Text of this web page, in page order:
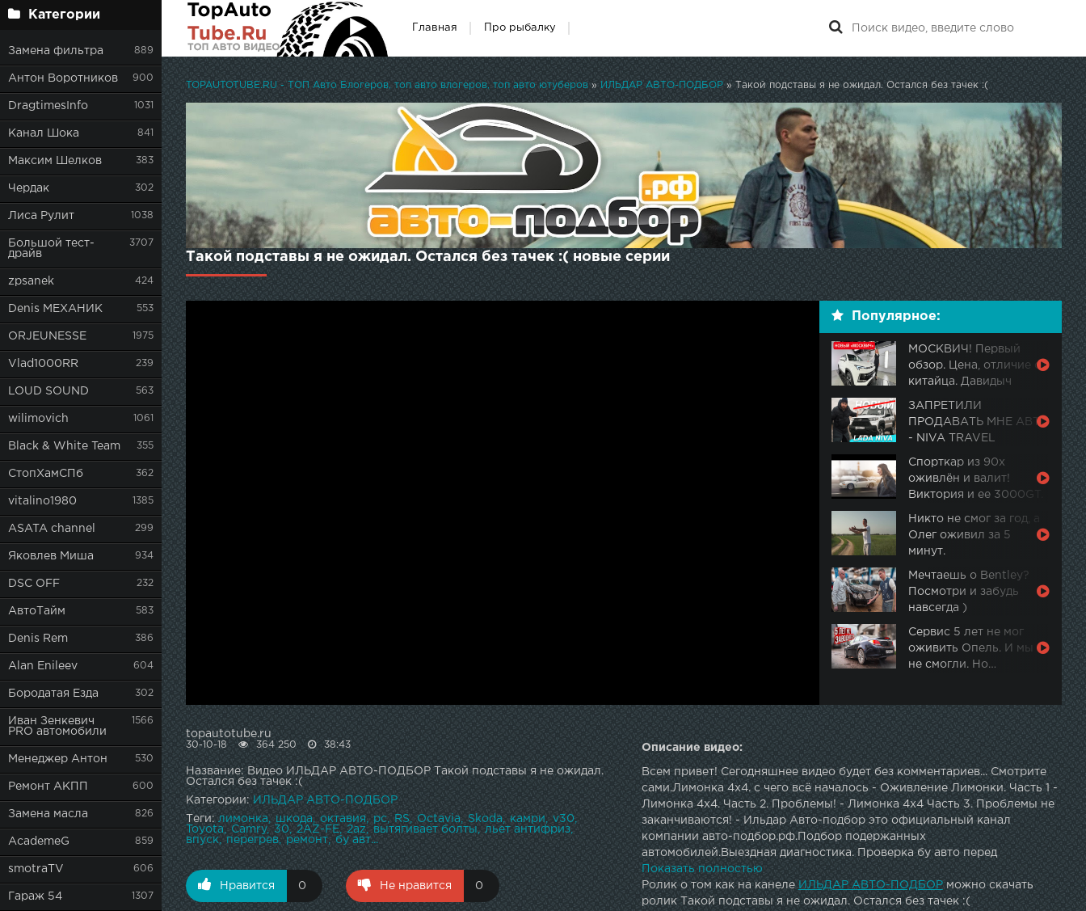
Категории
Замена фильтра 889
Антон Воротников 900
DragtimesInfo 1031
Канал Шока 841
Максим Шелков 383
Чердак 302
Лиса Рулит 1038
Большой тест-
драйв
3707
zpsanek 424
Denis МЕХАНИК 553
ORJEUNESSE 1975
Vlad1000RR 239
LOUD SOUND 563
wilimovich 1061
Black & White Team 355
СтопХамСПб 362
vitalino1980 1385
ASATA channel 299
Яковлев Миша 934
DSC OFF 232
АвтоТайм 583
Denis Rem 386
Alan Enileev 604
Бородатая Езда 302
Иван Зенкевич
PRO автомобили
1566
Менеджер Антон 530
Ремонт АКПП 600
Замена масла 826
AcademeG 859
smotraTV 606
Гараж 54 1307
Главная Про рыбалку
TOPAUTOTUBE.RU - ТОП Авто Блогеров, топ авто влогеров, топ авто ютуберов» ИЛЬДАР АВТО-ПОДБОР» Такой подставы я не ожидал. Остался без тачек :(
Такой подставы я не ожидал. Остался без тачек :( новые серии
Популярное:
МОСКВИЧ! Первый
обзор. Цена, отличие от
китайца. Давидыч
ЗАПРЕТИЛИ
ПРОДАВАТЬ МНЕ АВТО
- NIVA TRAVEL
Спорткар из 90х
оживлён и валит!
Виктория и ее 3000GT.
Никто не смог за год, а
Олег оживил за 5
минут.
Мечтаешь о Bentley?
Посмотри и забудь
навсегда )
Сервис 5 лет не мог
оживить Опель. И мы
не смогли. Но…
topautotube.ru
Описание видео:
Всем привет! Сегодняшнее видео будет без комментариев... Смотрите
сами.Лимонка 4x4. с чего всё началось - Оживление Лимонки. Часть 1 -
Лимонка 4x4. Часть 2. Проблемы! - Лимонка 4х4 Часть 3. Проблемы не
заканчиваются! - Ильдар Авто-подбор это официальный канал
компании авто-подбор.рф.Подбор подержанных
автомобилей.Выездная диагностика. Проверка бу авто перед
покупкой.Проверка по 105 пунктам. Оценка целесообразности покупки
автомобиля. Проверка технической и юридической чистоты.Проверка
состояния двигателя и АКПП, электрики и электроники, кузова и
Показать полностью
Ролик о том как на канелеИЛЬДАР АВТО-ПОДБОРможно скачать
ролик Такой подставы я не ожидал. Остался без тачек :(
30-10-18 364 250 38:43
Название: Видео ИЛЬДАР АВТО-ПОДБОР Такой подставы я не ожидал.
Остался без тачек :(
Категории:ИЛЬДАР АВТО-ПОДБОР
Теги: лимонка шкода октавия рс RS Octavia Skoda камри
v30
Toyota
Camry 30 2AZ-FE 2az вытягивает болты
льет антифриз
впуск
перегрев ремонт бу авт...
Нравится 0 Не нравится 0